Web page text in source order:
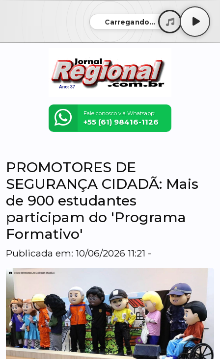
Carregando...
Fale conosco via Whatsapp:
+55 (61) 98416-1126
PROMOTORES DE
SEGURANÇA CIDADÃ: Mais
de 900 estudantes
participam do 'Programa
Formativo'
Publicada em: 10/06/2026 11:21 -